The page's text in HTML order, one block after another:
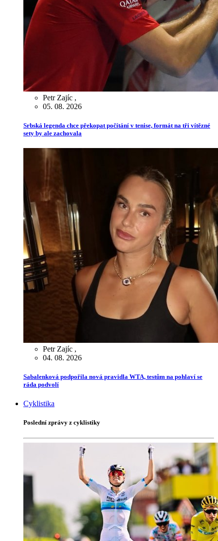
Petr Zajíc ,
05. 08. 2026
Srbská legenda chce překopat počítání v tenise, formát na tři vítězné
sety by ale zachovala
Petr Zajíc ,
04. 08. 2026
Sabalenková podpořila nová pravidla WTA, testům na pohlaví se
ráda podvolí
Cyklistika
Poslední zprávy z cyklistiky